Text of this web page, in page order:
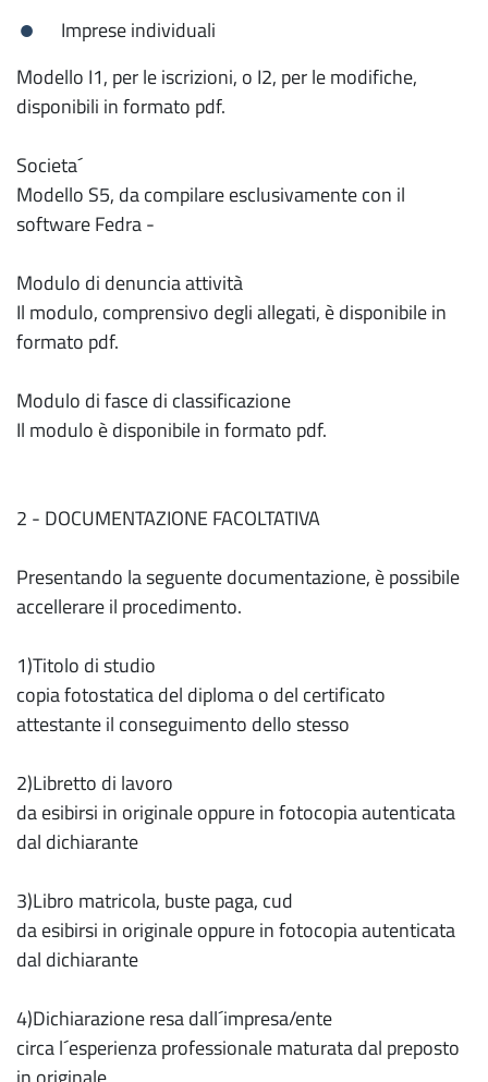
Imprese individuali
Modello I1, per le iscrizioni, o I2, per le modifiche,
disponibili in formato pdf.
Societa´
Modello S5, da compilare esclusivamente con il
software Fedra -
Modulo di denuncia attività
Il modulo, comprensivo degli allegati, è disponibile in
formato pdf.
Modulo di fasce di classificazione
Il modulo è disponibile in formato pdf.
2 - DOCUMENTAZIONE FACOLTATIVA
Presentando la seguente documentazione, è possibile
accellerare il procedimento.
1)Titolo di studio
copia fotostatica del diploma o del certificato
attestante il conseguimento dello stesso
2)Libretto di lavoro
da esibirsi in originale oppure in fotocopia autenticata
dal dichiarante
3)Libro matricola, buste paga, cud
da esibirsi in originale oppure in fotocopia autenticata
dal dichiarante
4)Dichiarazione resa dall´impresa/ente
circa l´esperienza professionale maturata dal preposto